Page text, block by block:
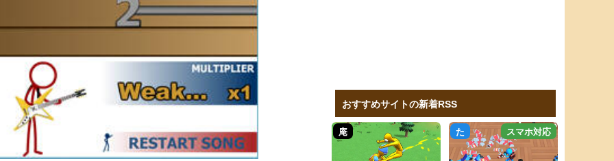
おすすめサイトの新着RSS
庵 た スマホ対応